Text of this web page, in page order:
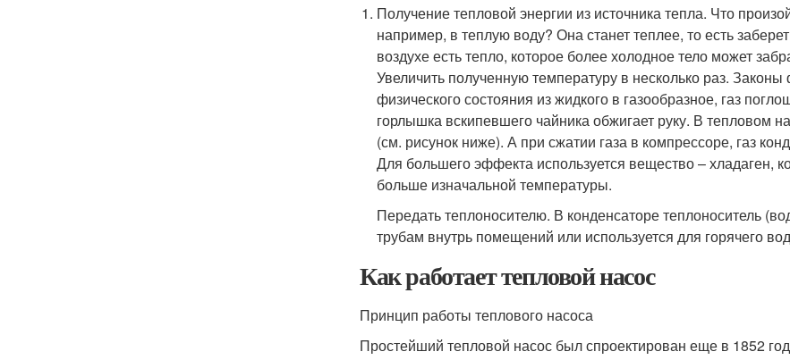
Получение тепловой энергии из источника тепла. Что
например, в теплую воду? Она станет теплее, то есть
воздухе есть тепло, которое более холодное тело может
Увеличить полученную температуру в несколько раз.
физического состояния из жидкого в газообразное, газ
горлышка вскипевшего чайника обжигает руку. В тепловом
(см. рисунок ниже). А при сжатии газа в компрессоре, газ
Для большего эффекта используется вещество – хладаген,
больше изначальной температуры.
Передать теплоносителю. В конденсаторе теплоноситель
трубам внутрь помещений или используется для горячего
Как работает тепловой насос
Принцип работы теплового насоса
Простейший тепловой насос был спроектирован еще в 1852